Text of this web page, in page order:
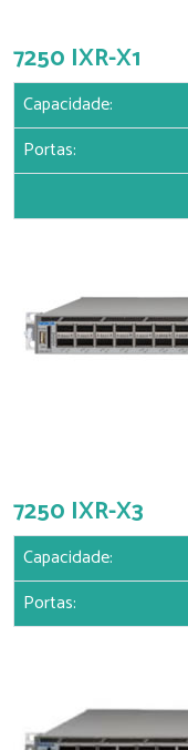
7250 IXR-X1
Capacidade:
Portas:
7250 IXR-X3
Capacidade:
Portas: